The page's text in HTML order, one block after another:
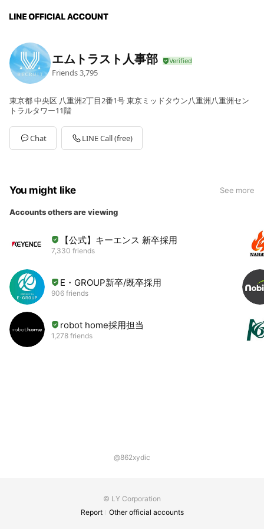
エムトラスト人事部
Friends3,795
東京都 中央区 八重洲2丁目2番1号 東京ミッドタウン八重洲八重洲セン
トラルタワー11階
Chat LINE Call (free)
You might like See more
Accounts others are viewing
【公式】キーエンス 新卒採用
7,330 friends
E・GROUP新卒/既卒採用
906 friends
robot home採用担当
1,278 friends
@862xydic
© LY Corporation
Report
Other official accounts